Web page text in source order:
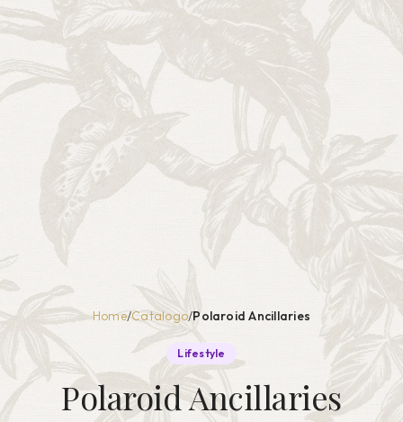
Home/Catalogo/Polaroid Ancillaries
Lifestyle
Polaroid Ancillaries